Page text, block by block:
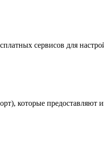
сервисов для
которые предоставляют